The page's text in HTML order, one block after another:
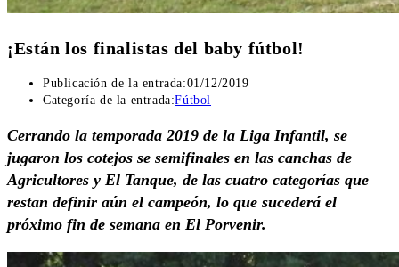
¡Están los finalistas del baby fútbol!
Publicación de la entrada:01/12/2019
Categoría de la entrada:Fútbol
Cerrando la temporada 2019 de la Liga Infantil, se
jugaron los cotejos se semifinales en las canchas de
Agricultores y El Tanque, de las cuatro categorías que
restan definir aún el campeón, lo que sucederá el
próximo fin de semana en El Porvenir.